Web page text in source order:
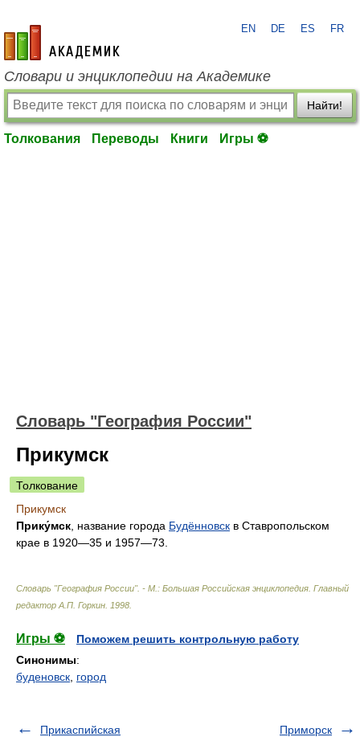
academic.ru
EN DE ES FR
Словари и энциклопедии на Академике
Найти!
Толкования Переводы Книги Игры ⚽
Словарь "География России"
Прикумск
Толкование
Прикумск
Прику́мск , название города Будённовск в Ставропольском
крае в 1920—35 и 1957—73.
Словарь "География России". - М.: Большая Российская энциклопедия Главный
редактор А.П. Горкин 1998
Игры ⚽
Поможем решить контрольную работу
Синонимы:
буденовск город
Прикаспийская
Приморск